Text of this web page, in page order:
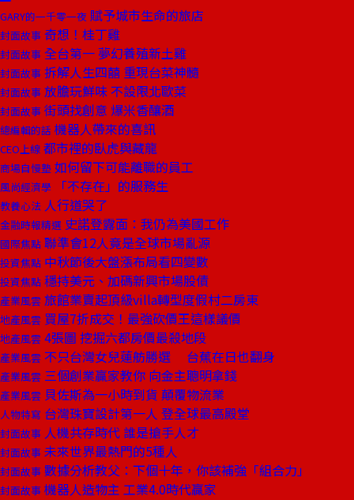
GARY的一千零一夜 賦予城市生命的旅店
封面故事 奇想！桂丁雞
封面故事 全台第一 夢幻養殖新土雞
封面故事 拆解人生四囍 重現台菜神髓
封面故事 放膽玩鮮味 不設限北歐菜
封面故事 街頭找創意 爆米香釀酒
總編輯的話 機器人帶來的喜訊
CEO上線 都市裡的臥虎與藏龍
商場自慢塾 如何留下可能離職的員工
風尚經濟學 「不存在」的服務生
教養心法 人行道哭了
金融時報精選 史諾登露面：我仍為美國工作
國際焦點 聯準會12人竟是全球市場亂源
投資焦點 中秋節後大盤漲布局看四變數
投資焦點 穩持美元、加碼新興市場股債
產業風雲 旅館業賣起頂級villa轉型度假村二房東
地產風雲 買屋7折成交！最強砍價王這樣議價
地產風雲 4張圖 挖掘六都房價最殺地段
產業風雲 不只台灣女兒蓮舫勝選 台蕉在日也翻身
產業風雲 三個創業贏家教你 向金主聰明拿錢
產業風雲 貝佐斯為一小時到貨 顛覆物流業
人物特寫 台灣珠寶設計第一人 登全球最高殿堂
封面故事 人機共存時代 誰是搶手人才
封面故事 未來世界最熱門的5種人
封面故事 數據分析教父：下個十年，你該補強「組合力」
封面故事 機器人造物主 工業4.0時代贏家